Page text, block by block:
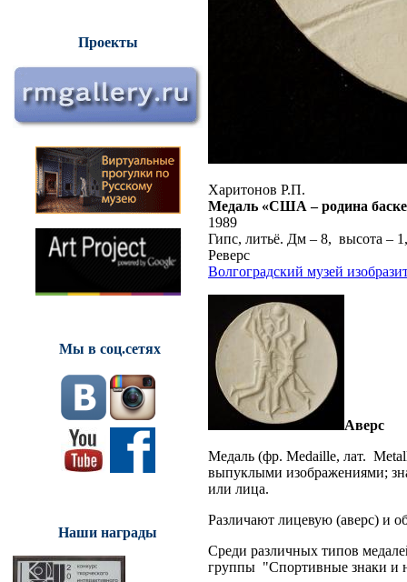
Проекты
Мы в соц.сетях
Наши награды
Харитонов Р.П.
Медаль «США – родина
1989
Гипс, литьё. Дм – 8, высота –
Реверс
Волгоградский музей
Аверс
Медаль (фр. Medaille, лат.
выпуклыми изображениями;
или лица.
Различают лицевую (аверс) и
Среди различных типов
группы "Спортивные знаки и